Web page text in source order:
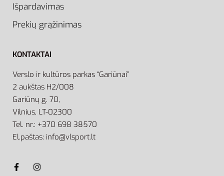
Išpardavimas
Prekių grąžinimas
KONTAKTAI
Verslo ir kultūros parkas “Gariūnai”
2 aukštas H2/008
Gariūnų g. 70,
Vilnius, LT-02300
Tel. nr.: +370 698 38570
El.paštas: info@vlsport.lt